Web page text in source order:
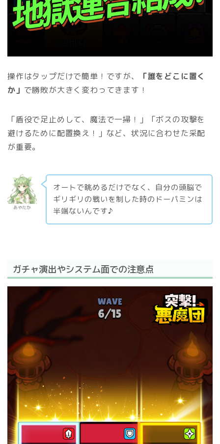
操作はタップだけで簡単！ですが、
「誰をどこに置く
か」 で勝敗が大きく変わってきます！
「盾役で足止めして、魔法で一掃！」「ボスの攻撃を
避けるために配置換え！」など、状況に合わせた采配
が重要。
あやたか
オートで眺めるだけでなく、自分の頭脳で
ギリギリの戦いを制した時のドーパミンは
半端ないんです♪
ガチャ演出やシステム面での注意点